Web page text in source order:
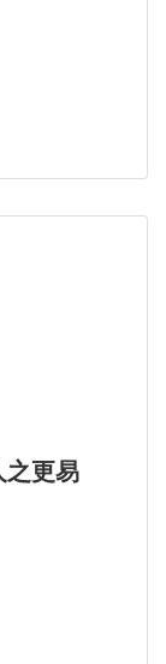
之更易